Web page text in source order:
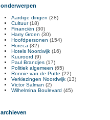
onderwerpen
Aardige dingen (28)
Cultuur(18)
Financiën (30)
Harry Groen (30)
Hoofdpersonen (154)
Horeca (32)
Hotels Noordwijk (16)
Kuuroord (9)
Paul Brandjes (17)
Politiek algemeen (65)
Ronnie van de Putte (22)
Verkiezingen Noordwijk (13)
Victor Salman (2)
Wilhelmina Boulevard (45)
archieven